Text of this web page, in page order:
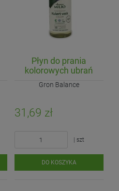
Płyn do prania
kolorowych ubrań
(koncentrat) ECO
900ml (20 prań)
Gron Balance
31,69 zł
| szt
DO KOSZYKA